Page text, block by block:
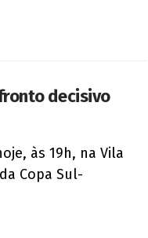
decisivo
às 19h, na Vila
Copa Sul-